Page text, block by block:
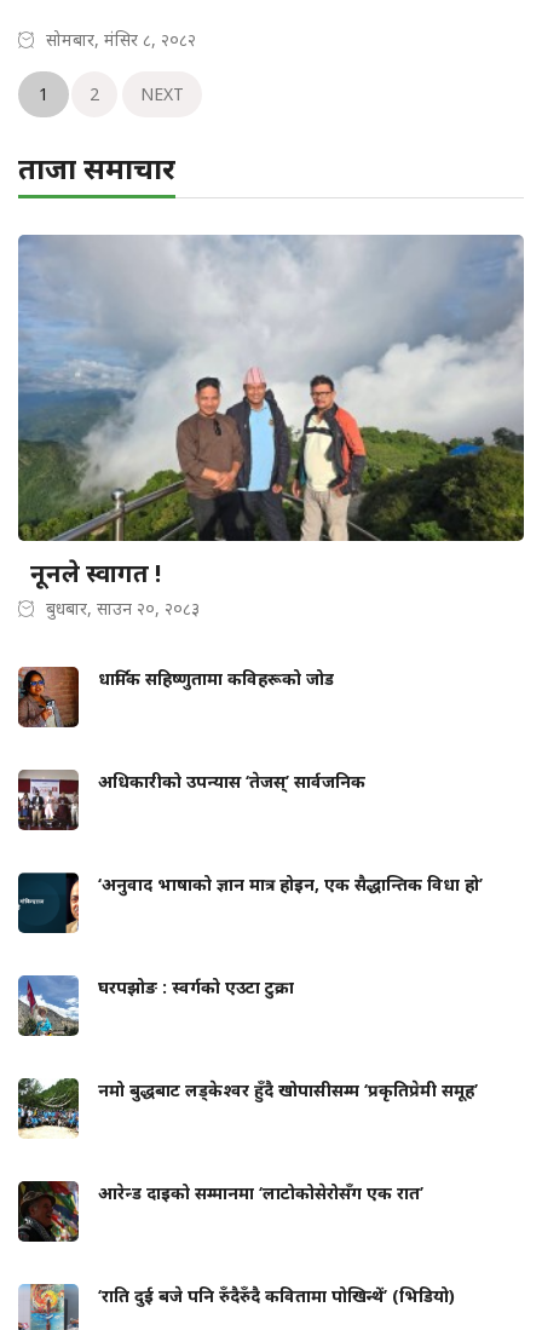
सोमबार, मंसिर ८, २०८२
1 2 NEXT
ताजा समाचार
नूनले स्वागत !
बुधबार, साउन २०, २०८३
धार्मिक सहिष्णुतामा कविहरूको जोड
अधिकारीको उपन्यास ‘तेजस्’ सार्वजनिक
‘अनुवाद भाषाको ज्ञान मात्र होइन, एक सैद्धान्तिक विधा हो’
घरपझोङ : स्वर्गको एउटा टुक्रा
नमो बुद्धबाट लड्केश्वर हुँदै खोपासीसम्म ‘प्रकृतिप्रेमी समूह’
आरेन्ड दाइको सम्मानमा ‘लाटोकोसेरोसँग एक रात’
‘राति दुई बजे पनि रुँदैरुँदै कवितामा पोखिन्थें’ (भिडियो)